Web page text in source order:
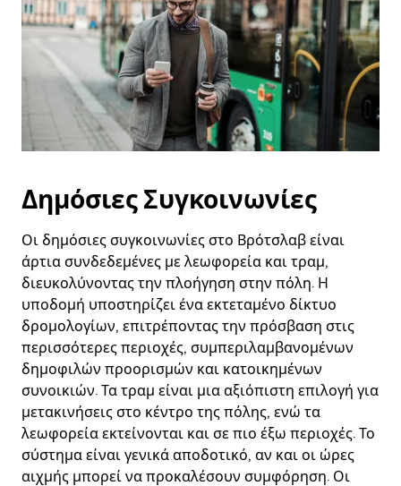
Δημόσιες Συγκοινωνίες
Οι δημόσιες συγκοινωνίες στο Βρότσλαβ είναι
άρτια συνδεδεμένες με λεωφορεία και τραμ,
διευκολύνοντας την πλοήγηση στην πόλη. Η
υποδομή υποστηρίζει ένα εκτεταμένο δίκτυο
δρομολογίων, επιτρέποντας την πρόσβαση στις
περισσότερες περιοχές, συμπεριλαμβανομένων
δημοφιλών προορισμών και κατοικημένων
συνοικιών. Τα τραμ είναι μια αξιόπιστη επιλογή για
μετακινήσεις στο κέντρο της πόλης, ενώ τα
λεωφορεία εκτείνονται και σε πιο έξω περιοχές. Το
σύστημα είναι γενικά αποδοτικό, αν και οι ώρες
αιχμής μπορεί να προκαλέσουν συμφόρηση. Οι